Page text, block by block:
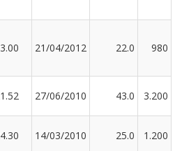
21/04/2012 22.0 980
27/06/2010 43.0 3.200
14/03/2010 25.0 1.200